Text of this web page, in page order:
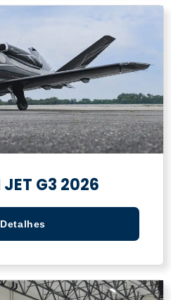
JET G3 2026